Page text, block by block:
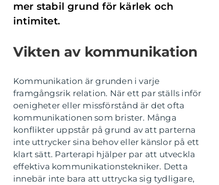
mer stabil grund för kärlek och
intimitet.
Vikten av kommunikation
Kommunikation är grunden i varje
framgångsrik relation. När ett par ställs inför
oenigheter eller missförstånd är det ofta
kommunikationen som brister. Många
konflikter uppstår på grund av att parterna
inte uttrycker sina behov eller känslor på ett
klart sätt. Parterapi hjälper par att utveckla
effektiva kommunikationstekniker. Detta
innebär inte bara att uttrycka sig tydligare,